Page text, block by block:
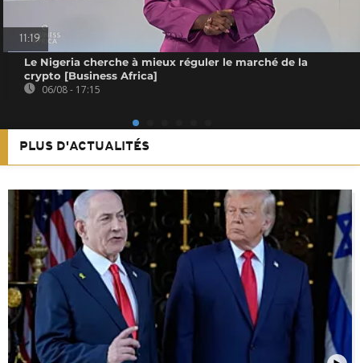
11:19
Le Nigeria cherche à mieux réguler le marché de la
crypto [Business Africa]
06/08 - 17:15
PLUS D'ACTUALITÉS